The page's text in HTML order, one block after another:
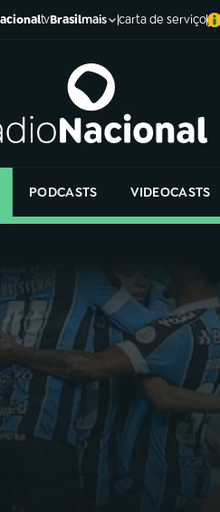
tvBrasilmais carta de serviço
PODCASTS VIDEOCASTS